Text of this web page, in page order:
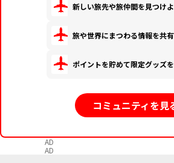
新しい旅先や旅仲間を見つけよ
旅や世界にまつわる情報を共有
ポイントを貯めて限定グッズを
コミュニティを見
AD
AD